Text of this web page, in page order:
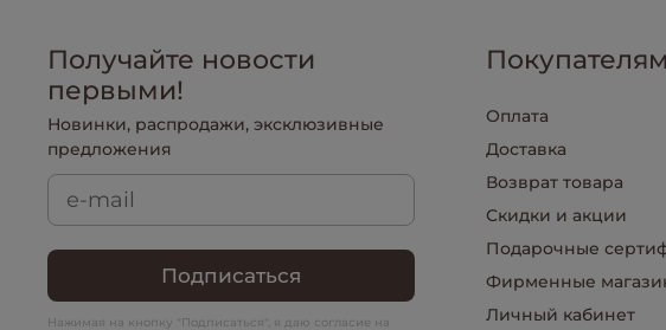
Получайте новости
первыми!
Новинки, распродажи, эксклюзивные
предложения
Подписаться
Нажимая на кнопку "Подписаться", я даю согласие на
Покупателям
Оплата
Доставка
Возврат товара
Скидки и акции
Подарочные
Фирменные
Личный кабинет